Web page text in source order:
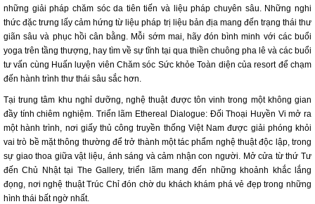
những giải pháp chăm sóc da tiên tiến và liệu pháp chuyên sâu. Những nghi
thức đặc trưng lấy cảm hứng từ liệu pháp trị liệu bản địa mang đến trạng thái thư
giãn sâu và phục hồi cân bằng. Mỗi sớm mai, hãy đón bình minh với các buổi
yoga trên tầng thượng, hay tìm về sự tĩnh tại qua thiền chuông pha lê và các buổi
tư vấn cùng Huấn luyện viên Chăm sóc Sức khỏe Toàn diện của resort để chạm
đến hành trình thư thái sâu sắc hơn.
Tại trung tâm khu nghỉ dưỡng, nghệ thuật được tôn vinh trong một không gian
đầy tính chiêm nghiệm. Triển lãm Ethereal Dialogue: Đối Thoại Huyền Vi mở ra
một hành trình, nơi giấy thủ công truyền thống Việt Nam được giải phóng khỏi
vai trò bề mặt thông thường để trở thành một tác phẩm nghệ thuật độc lập, trong
sự giao thoa giữa vật liệu, ánh sáng và cảm nhận con người. Mở cửa từ thứ Tư
đến Chủ Nhật tại The Gallery, triển lãm mang đến những khoảnh khắc lắng
đọng, nơi nghệ thuật Trúc Chỉ đón chờ du khách khám phá vẻ đẹp trong những
hình thái bất ngờ nhất.